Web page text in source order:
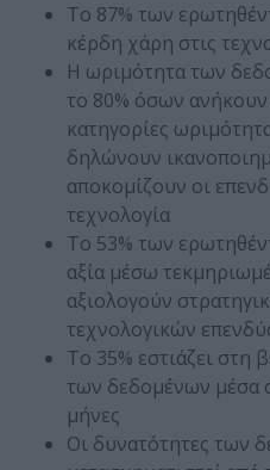
Το 87% των
κέρδη χάρη στις
Η ωριμότητα των
το 80% όσων
κατηγορίες
δηλώνουν
αποκομίζουν οι
τεχνολογία
Το 53% των
αξία μέσω
αξιολογούν
τεχνολογικών
Το 35% εστιάζει στη
των δεδομένων μέσα
μήνες
Οι δυνατότητες των